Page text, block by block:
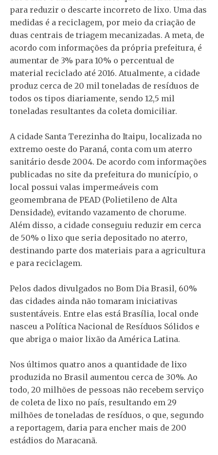
para reduzir o descarte incorreto de lixo. Uma das
medidas é a reciclagem, por meio da criação de
duas centrais de triagem mecanizadas. A meta, de
acordo com informações da própria prefeitura, é
aumentar de 3% para 10% o percentual de
material reciclado até 2016. Atualmente, a cidade
produz cerca de 20 mil toneladas de resíduos de
todos os tipos diariamente, sendo 12,5 mil
toneladas resultantes da coleta domiciliar.
A cidade Santa Terezinha do Itaipu, localizada no
extremo oeste do Paraná, conta com um aterro
sanitário desde 2004. De acordo com informações
publicadas no site da prefeitura do município, o
local possui valas impermeáveis com
geomembrana de PEAD (Polietileno de Alta
Densidade), evitando vazamento de chorume.
Além disso, a cidade conseguiu reduzir em cerca
de 50% o lixo que seria depositado no aterro,
destinando parte dos materiais para a agricultura
e para reciclagem.
Pelos dados divulgados no Bom Dia Brasil, 60%
das cidades ainda não tomaram iniciativas
sustentáveis. Entre elas está Brasília, local onde
nasceu a Política Nacional de Resíduos Sólidos e
que abriga o maior lixão da América Latina.
Nos últimos quatro anos a quantidade de lixo
produzida no Brasil aumentou cerca de 30%. Ao
todo, 20 milhões de pessoas não recebem serviço
de coleta de lixo no país, resultando em 29
milhões de toneladas de resíduos, o que, segundo
a reportagem, daria para encher mais de 200
estádios do Maracanã.